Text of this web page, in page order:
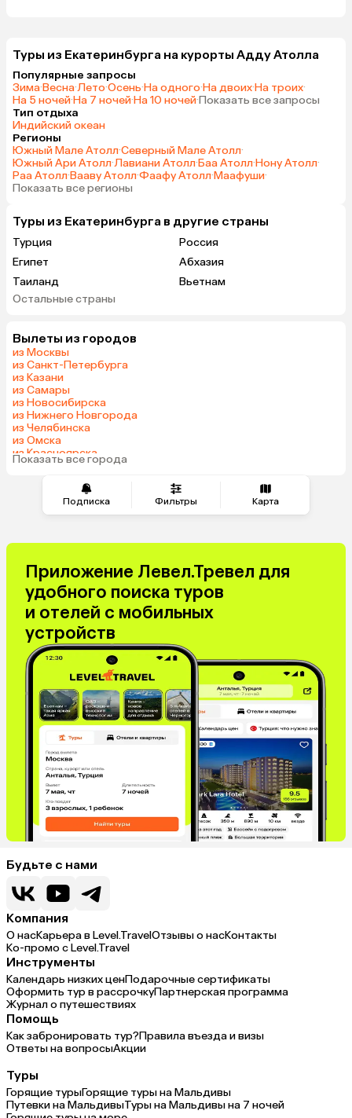
Подписка Фильтры Карта
Туры из Екатеринбурга на курорты Адду Атолла
Популярные запросы
Зима·Весна·Лето·Осень·На одного·На двоих·На троих·
На 5 ночей·На 7 ночей·На 10 ночей·Показать все запросы
Тип отдыха
Индийский океан
Регионы
Южный Мале Атолл·Северный Мале Атолл·
Южный Ари Атолл·Лавиани Атолл·Баа Атолл·Нону Атолл·
Раа Атолл·Вааву Атолл·Фаафу Атолл·Маафуши·
Показать все регионы
Туры из Екатеринбурга в другие страны
Турция
Россия
Египет
Абхазия
Таиланд
Вьетнам
ОАЭ
Гонконг
Остальные страны
Вылеты из городов
из Москвы
из Санкт-Петербурга
из Казани
из Самары
из Новосибирска
из Нижнего Новгорода
из Челябинска
из Омска
из Красноярска
из Волгограда
Показать все города
Приложение Левел.Тревел для
удобного поиска туров
и отелей с мобильных
устройств
Будьте с нами
Компания
О насКарьера в Level.TravelОтзывы о насКонтакты
Ко-промо с Level.Travel
Инструменты
Календарь низких ценПодарочные сертификаты
Оформить тур в рассрочкуПартнерская программа
Журнал о путешествиях
Помощь
Как забронировать тур?Правила въезда и визы
Ответы на вопросыАкции
Туры
Горящие турыГорящие туры на Мальдивы
Путевки на МальдивыТуры на Мальдивы на 7 ночей